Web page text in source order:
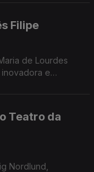
Filipe
de Lourdes
inovadora e
Teatro da
Nordlund,